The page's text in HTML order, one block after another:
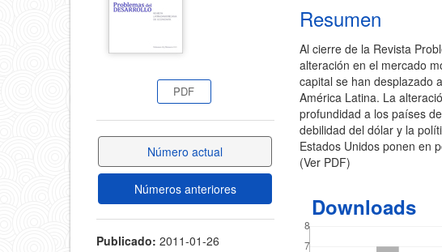
PDF
Número actual
Números anteriores
Publicado: 2011-01-26
del
artículo
Resumen
Al cierre de la Revista
alteración en el mercado
capital se han desplazado
América Latina. La
profundidad a los países
debilidad del dólar y la
Estados Unidos ponen en
(Ver PDF)
Downloads